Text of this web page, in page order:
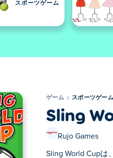
スポーツゲーム
ゲーム スポーツゲーム
Sling
Rujo Games
Sling World Cupは